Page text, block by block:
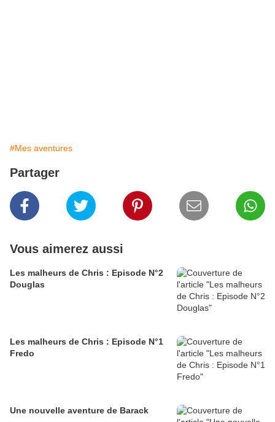
#Mes aventures
Partager
Vous aimerez aussi
Les malheurs de Chris : Episode N°2
Douglas
Les malheurs de Chris : Episode N°1
Fredo
Une nouvelle aventure de Barack